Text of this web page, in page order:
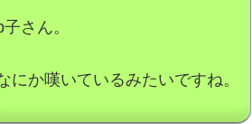
子さん。
にか嘆いているみたいですね。